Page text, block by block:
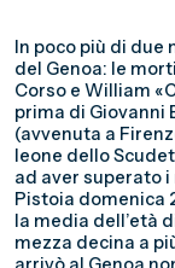
In poco più di due
del Genoa: le
Corso e William
prima di Giovanni
(avvenuta a
leone dello
ad aver superato i
Pistoia domenica
la media dell’età
mezza decina a